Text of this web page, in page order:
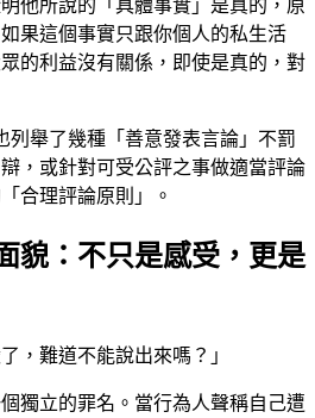
他所說的「具體事實」是真的，原
果這個事實只跟你個人的私生活
的利益沒有關係，即使是真的，對
列舉了幾種「善意發表言論」不罰
，或針對可受公評之事做適當評論
合理評論原則」。
貌：不只是感受，更是
，難道不能說出來嗎？」
獨立的罪名。當行為人聲稱自己遭